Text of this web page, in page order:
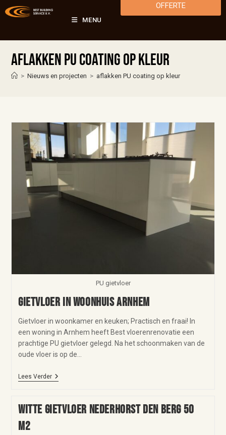
MENU
OFFERTE
aflakken PU coating op kleur
> Nieuws en projecten > aflakken PU coating op kleur
PU gietvloer
Gietvloer in woonhuis Arnhem
Gietvloer in woonkamer en keuken; Practisch en fraai! In
een woning in Arnhem heeft Best vloerenrenovatie een
prachtige PU gietvloer gelegd. Na het schoonmaken van de
oude vloer is op de…
Lees Verder
Witte gietvloer Nederhorst den Berg 50
m2